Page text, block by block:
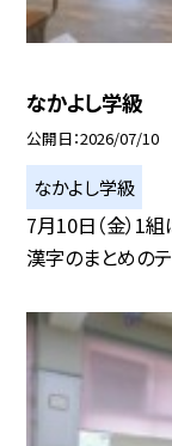
なかよし学級
公開日 2026/07/10
なかよし学級
7月10日（金）1
漢字のまとめの